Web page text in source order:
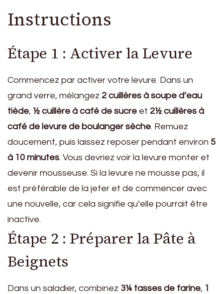
Instructions
Étape 1 : Activer la Levure
Commencez par activer votre levure. Dans un
grand verre, mélangez 2 cuillères à soupe d’eau
tiède, ½ cuillère à café de sucre et 2½ cuillères à
café de levure de boulanger sèche. Remuez
doucement, puis laissez reposer pendant environ 5
à 10 minutes. Vous devriez voir la levure monter et
devenir mousseuse. Si la levure ne mousse pas, il
est préférable de la jeter et de commencer avec
une nouvelle, car cela signifie qu’elle pourrait être
inactive.
Étape 2 : Préparer la Pâte à
Beignets
Dans un saladier, combinez 3¼ tasses de farine, 1